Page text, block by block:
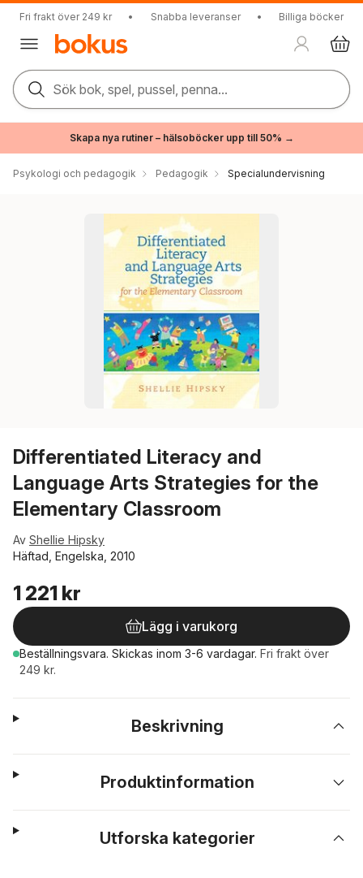
Fri frakt över 249 kr • Snabba leveranser • Billiga böcker
Sök bok, spel, pussel, penna...
Skapa nya rutiner – hälsoböcker upp till 50% →
Psykologi och pedagogik Pedagogik Specialundervisning
Differentiated Literacy and
Language Arts Strategies for the
Elementary Classroom
Av Shellie Hipsky
Häftad, Engelska, 2010
1 221 kr
Lägg i varukorg
Beställningsvara. Skickas inom 3-6 vardagar. Fri frakt över
249 kr.
Beskrivning
Produktinformation
Utforska kategorier